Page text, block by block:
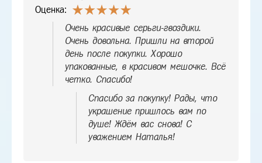
Оценка:
Очень красивые серьги-гвоздики.
Очень довольна. Пришли на второй
день после покупки. Хорошо
упакованные, в красивом мешочке. Всё
четко. Спасибо!
Спасибо за покупку! Рады, что
украшение пришлось вам по
душе! Ждём вас снова! С
уважением Наталья!